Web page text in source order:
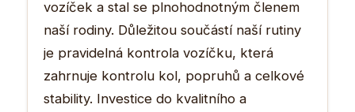
vozíček a stal se plnohodnotným členem
naší rodiny. Důležitou součástí naší rutiny
je pravidelná kontrola vozíčku, která
zahrnuje kontrolu kol, popruhů a celkové
stability. Investice do kvalitního a